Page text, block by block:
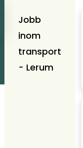
Jobb
inom
transport
- Lerum